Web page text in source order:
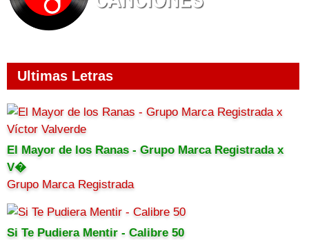
Ultimas Letras
El Mayor de los Ranas - Grupo Marca Registrada x
V�
Grupo Marca Registrada
Si Te Pudiera Mentir - Calibre 50